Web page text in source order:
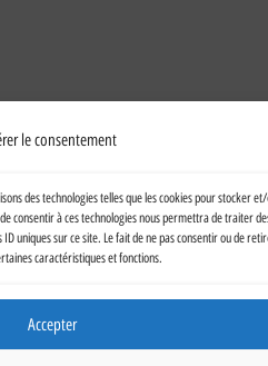
le consentement
des technologies telles que les cookies pour stocker
consentir à ces technologies nous permettra de traiter
uniques sur ce site. Le fait de ne pas consentir ou de
caractéristiques et fonctions.
Accepter